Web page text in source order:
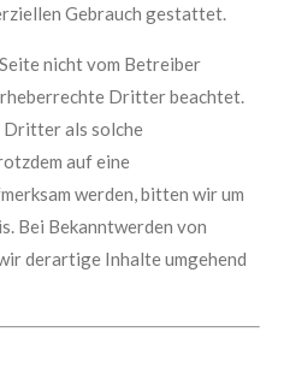
Gebrauch gestattet.
nicht vom Betreiber
Dritter beachtet.
Dritter als solche
auf eine
werden, bitten wir um
Bei Bekanntwerden von
derartige Inhalte umgehend